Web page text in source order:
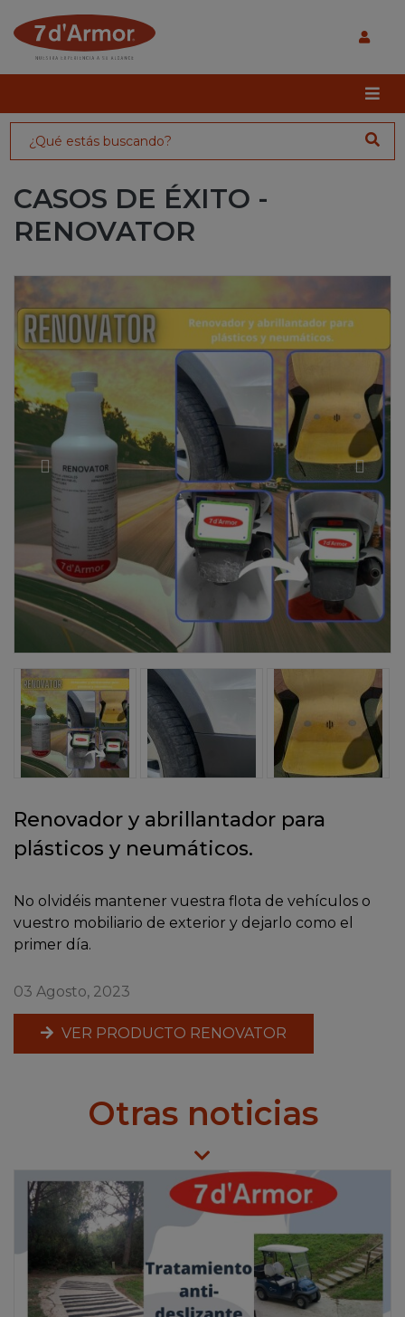
CASOS DE ÉXITO -
RENOVATOR
Renovador y abrillantador para
plásticos y neumáticos.
No olvidéis mantener vuestra flota de vehículos o
vuestro mobiliario de exterior y dejarlo como el
primer día.
03 Agosto, 2023
VER PRODUCTO RENOVATOR
Otras noticias